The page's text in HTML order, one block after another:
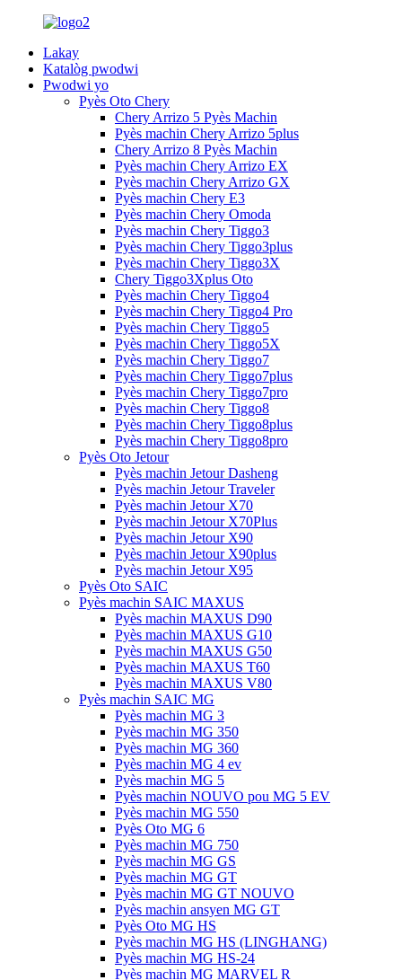
Lakay
Katalòg pwodwi
Pwodwi yo
Pyès Oto Chery
Chery Arrizo 5 Pyès Machin
Pyès machin Chery Arrizo 5plus
Chery Arrizo 8 Pyès Machin
Pyès machin Chery Arrizo EX
Pyès machin Chery Arrizo GX
Pyès machin Chery E3
Pyès machin Chery Omoda
Pyès machin Chery Tiggo3
Pyès machin Chery Tiggo3plus
Pyès machin Chery Tiggo3X
Chery Tiggo3Xplus Oto
Pyès machin Chery Tiggo4
Pyès machin Chery Tiggo4 Pro
Pyès machin Chery Tiggo5
Pyès machin Chery Tiggo5X
Pyès machin Chery Tiggo7
Pyès machin Chery Tiggo7plus
Pyès machin Chery Tiggo7pro
Pyès machin Chery Tiggo8
Pyès machin Chery Tiggo8plus
Pyès machin Chery Tiggo8pro
Pyès Oto Jetour
Pyès machin Jetour Dasheng
Pyès machin Jetour Traveler
Pyès machin Jetour X70
Pyès machin Jetour X70Plus
Pyès machin Jetour X90
Pyès machin Jetour X90plus
Pyès machin Jetour X95
Pyès Oto SAIC
Pyès machin SAIC MAXUS
Pyès machin MAXUS D90
Pyès machin MAXUS G10
Pyès machin MAXUS G50
Pyès machin MAXUS T60
Pyès machin MAXUS V80
Pyès machin SAIC MG
Pyès machin MG 3
Pyès machin MG 350
Pyès machin MG 360
Pyès machin MG 4 ev
Pyès machin MG 5
Pyès machin NOUVO pou MG 5 EV
Pyès machin MG 550
Pyès Oto MG 6
Pyès machin MG 750
Pyès machin MG GS
Pyès machin MG GT
Pyès machin MG GT NOUVO
Pyès machin ansyen MG GT
Pyès Oto MG HS
Pyès machin MG HS (LINGHANG)
Pyès machin MG HS-24
Pyès machin MG MARVEL R